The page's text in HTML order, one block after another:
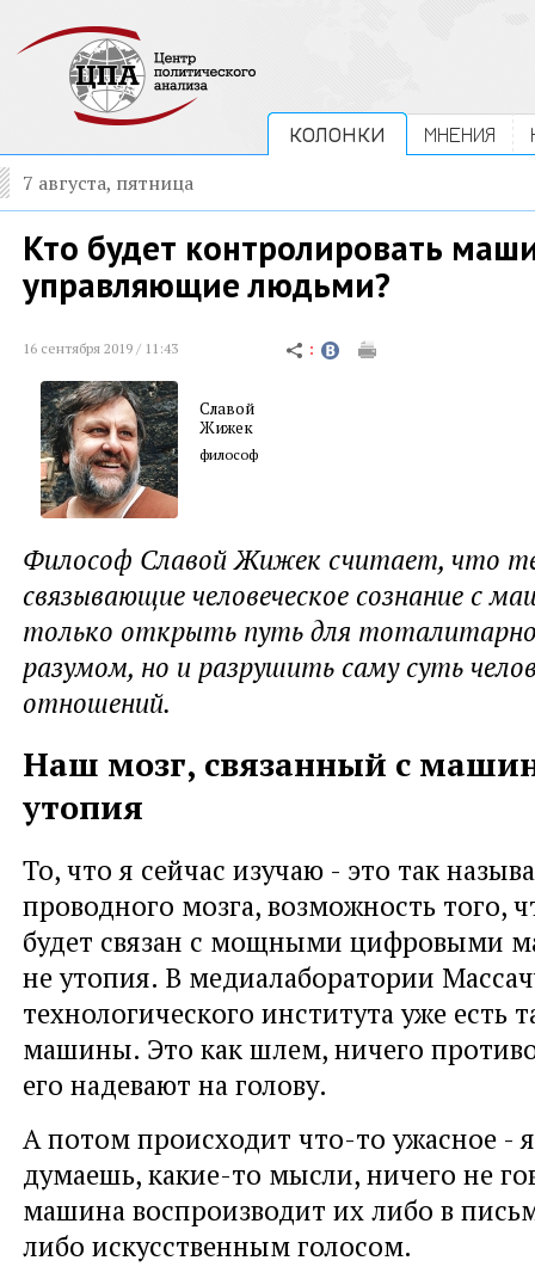
КОЛОНКИ МНЕНИЯ
7 августа, пятница
Кто будет контролировать
управляющие людьми?
16 сентября 2019 / 11:43
Славой
Жижек
философ
Философ Славой Жижек считает, что
связывающие человеческое сознание с
только открыть путь для
разумом, но и разрушить саму суть
отношений.
Наш мозг, связанный с
утопия
То, что я сейчас изучаю - это так
проводного мозга, возможность того,
будет связан с мощными цифровыми
не утопия. В медиалаборатории
технологического института уже есть
машины. Это как шлем, ничего
его надевают на голову.
А потом происходит что-то ужасное -
думаешь, какие-то мысли, ничего не
машина воспроизводит их либо в
либо искусственным голосом.